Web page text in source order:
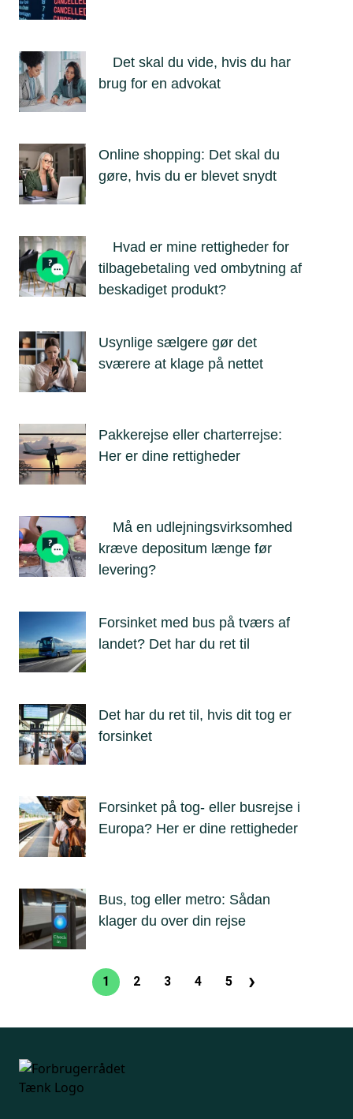
Det skal du vide, hvis du har
brug for en advokat
Online shopping: Det skal du
gøre, hvis du er blevet snydt
Hvad er mine rettigheder for
tilbagebetaling ved ombytning af
beskadiget produkt?
Usynlige sælgere gør det
sværere at klage på nettet
Pakkerejse eller charterrejse:
Her er dine rettigheder
Må en udlejningsvirksomhed
kræve depositum længe før
levering?
Forsinket med bus på tværs af
landet? Det har du ret til
Det har du ret til, hvis dit tog er
forsinket
Forsinket på tog- eller busrejse i
Europa? Her er dine rettigheder
Bus, tog eller metro: Sådan
klager du over din rejse
Sideinddeling
Nuværende
1 2 3 4
Side
5
side
›